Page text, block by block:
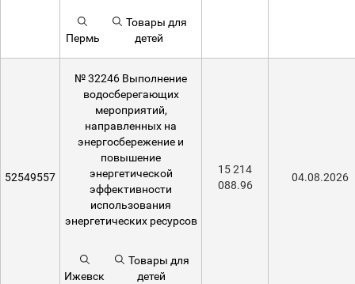
Пермь
Товары для
детей
52549557
№ 32246 Выполнение
водосберегающих
мероприятий,
направленных на
энергосбережение и
повышение
энергетической
эффективности
использования
энергетических ресурсов
Ижевск
Товары для
детей
15 214
088.96
04.08.2026